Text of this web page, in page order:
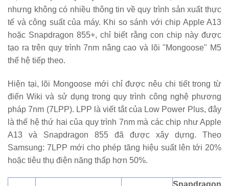
nhưng không có nhiều thông tin về quy trình sản xuất thực
tế và công suất của máy. Khi so sánh với chip Apple A13
hoặc Snapdragon 855+, chỉ biết rằng con chip này được
tạo ra trên quy trình 7nm nâng cao và lõi "Mongoose" M5
thế hệ tiếp theo.
Hiện tại, lõi Mongoose mới chỉ được nêu chi tiết trong từ
điển Wiki và sử dụng trong quy trình công nghệ phương
pháp 7nm (7LPP). LPP là viết tắt của Low Power Plus, đây
là thế hệ thứ hai của quy trình 7nm mà các chip như Apple
A13 và Snapdragon 855 đã được xây dựng. Theo
Samsung: 7LPP mới cho phép tăng hiệu suất lên tới 20%
hoặc tiêu thụ điện năng thấp hơn 50%.
Snapdragon